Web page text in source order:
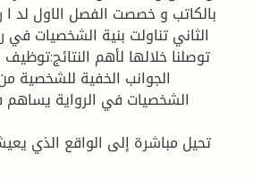
بالكاتب و خصصت الفصل الاول لد ا
الثاني تناولت بنیة الشخصیات في
توصلنا خلالها لأهم
الجوانب الخفیة للشخصیة
الشخصیات في الروایة یساهم
تحیل مباشرة إلى الواقع الذي